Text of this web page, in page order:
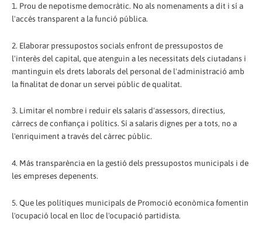
1. Prou de nepotisme democràtic. No als nomenaments a dit i sí a
l'accés transparent a la funció pública.
2. Elaborar pressupostos socials enfront de pressupostos de
l'interès del capital, que atenguin a les necessitats dels ciutadans i
mantinguin els drets laborals del personal de l'administració amb
la finalitat de donar un servei públic de qualitat.
3. Limitar el nombre i reduir els salaris d'assessors, directius,
càrrecs de confiança i polítics. Sí a salaris dignes per a tots, no a
l'enriquiment a través del càrrec públic.
4. Más transparència en la gestió dels pressupostos municipals i de
les empreses depenents.
5. Que les polítiques municipals de Promoció econòmica fomentin
l'ocupació local en lloc de l'ocupació partidista.